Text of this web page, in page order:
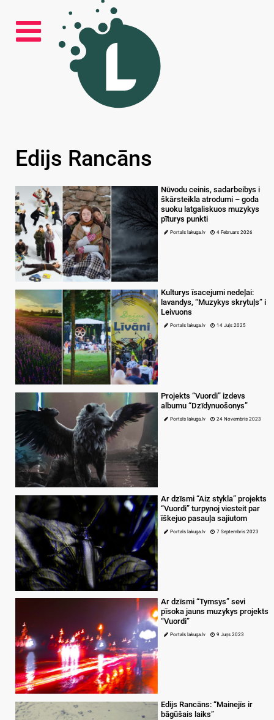
Edijs Rancāns
Nūvodu ceinis, sadarbeibys i
škārsteikla atrodumi – goda
suoku latgaliskuos muzykys
pīturys punkti
Portals lakuga.lv 4 Februars 2026
Kulturys īsacejumi nedeļai:
lavandys, “Muzykys skrytuļs” i
Leivuons
Portals lakuga.lv 14 Juļs 2025
Projekts “Vuordi” izdevs
albumu “Dzīdynuošonys”
Portals lakuga.lv 24 Novembris 2023
Ar dzīsmi “Aiz stykla” projekts
“Vuordi” turpynoj viesteit par
īškejuo pasauļa sajiutom
Portals lakuga.lv 7 Septembris 2023
Ar dzīsmi “Tymsys” sevi
pīsoka jauns muzykys projekts
“Vuordi”
Portals lakuga.lv 9 Juņs 2023
Edijs Rancāns: “Mainejīs ir
bāgūšais laiks”